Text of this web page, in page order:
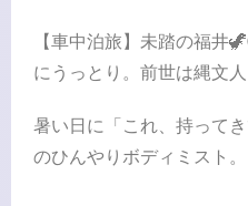
【車中泊旅】未踏の福井
にうっとり。前世は縄文
暑い日に「これ、持って
のひんやりボディミスト。